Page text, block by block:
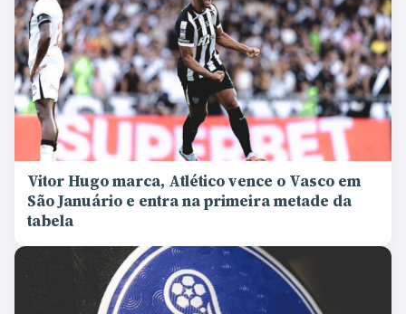
Vitor Hugo marca, Atlético vence o Vasco em
São Januário e entra na primeira metade da
tabela